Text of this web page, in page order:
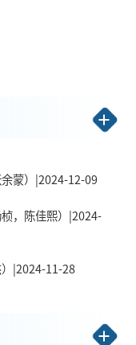
蒙）|2024-12-09
，陈佳熙）|2024-
|2024-11-28